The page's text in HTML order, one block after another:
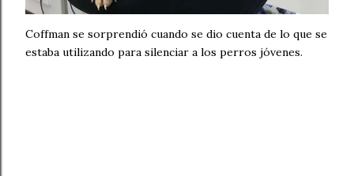
Coffman se sorprendió cuando se dio cuenta de lo que se
estaba utilizando para silenciar a los perros jóvenes.